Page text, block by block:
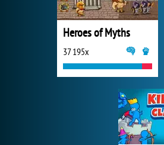
Heroes of Myths
37 195x